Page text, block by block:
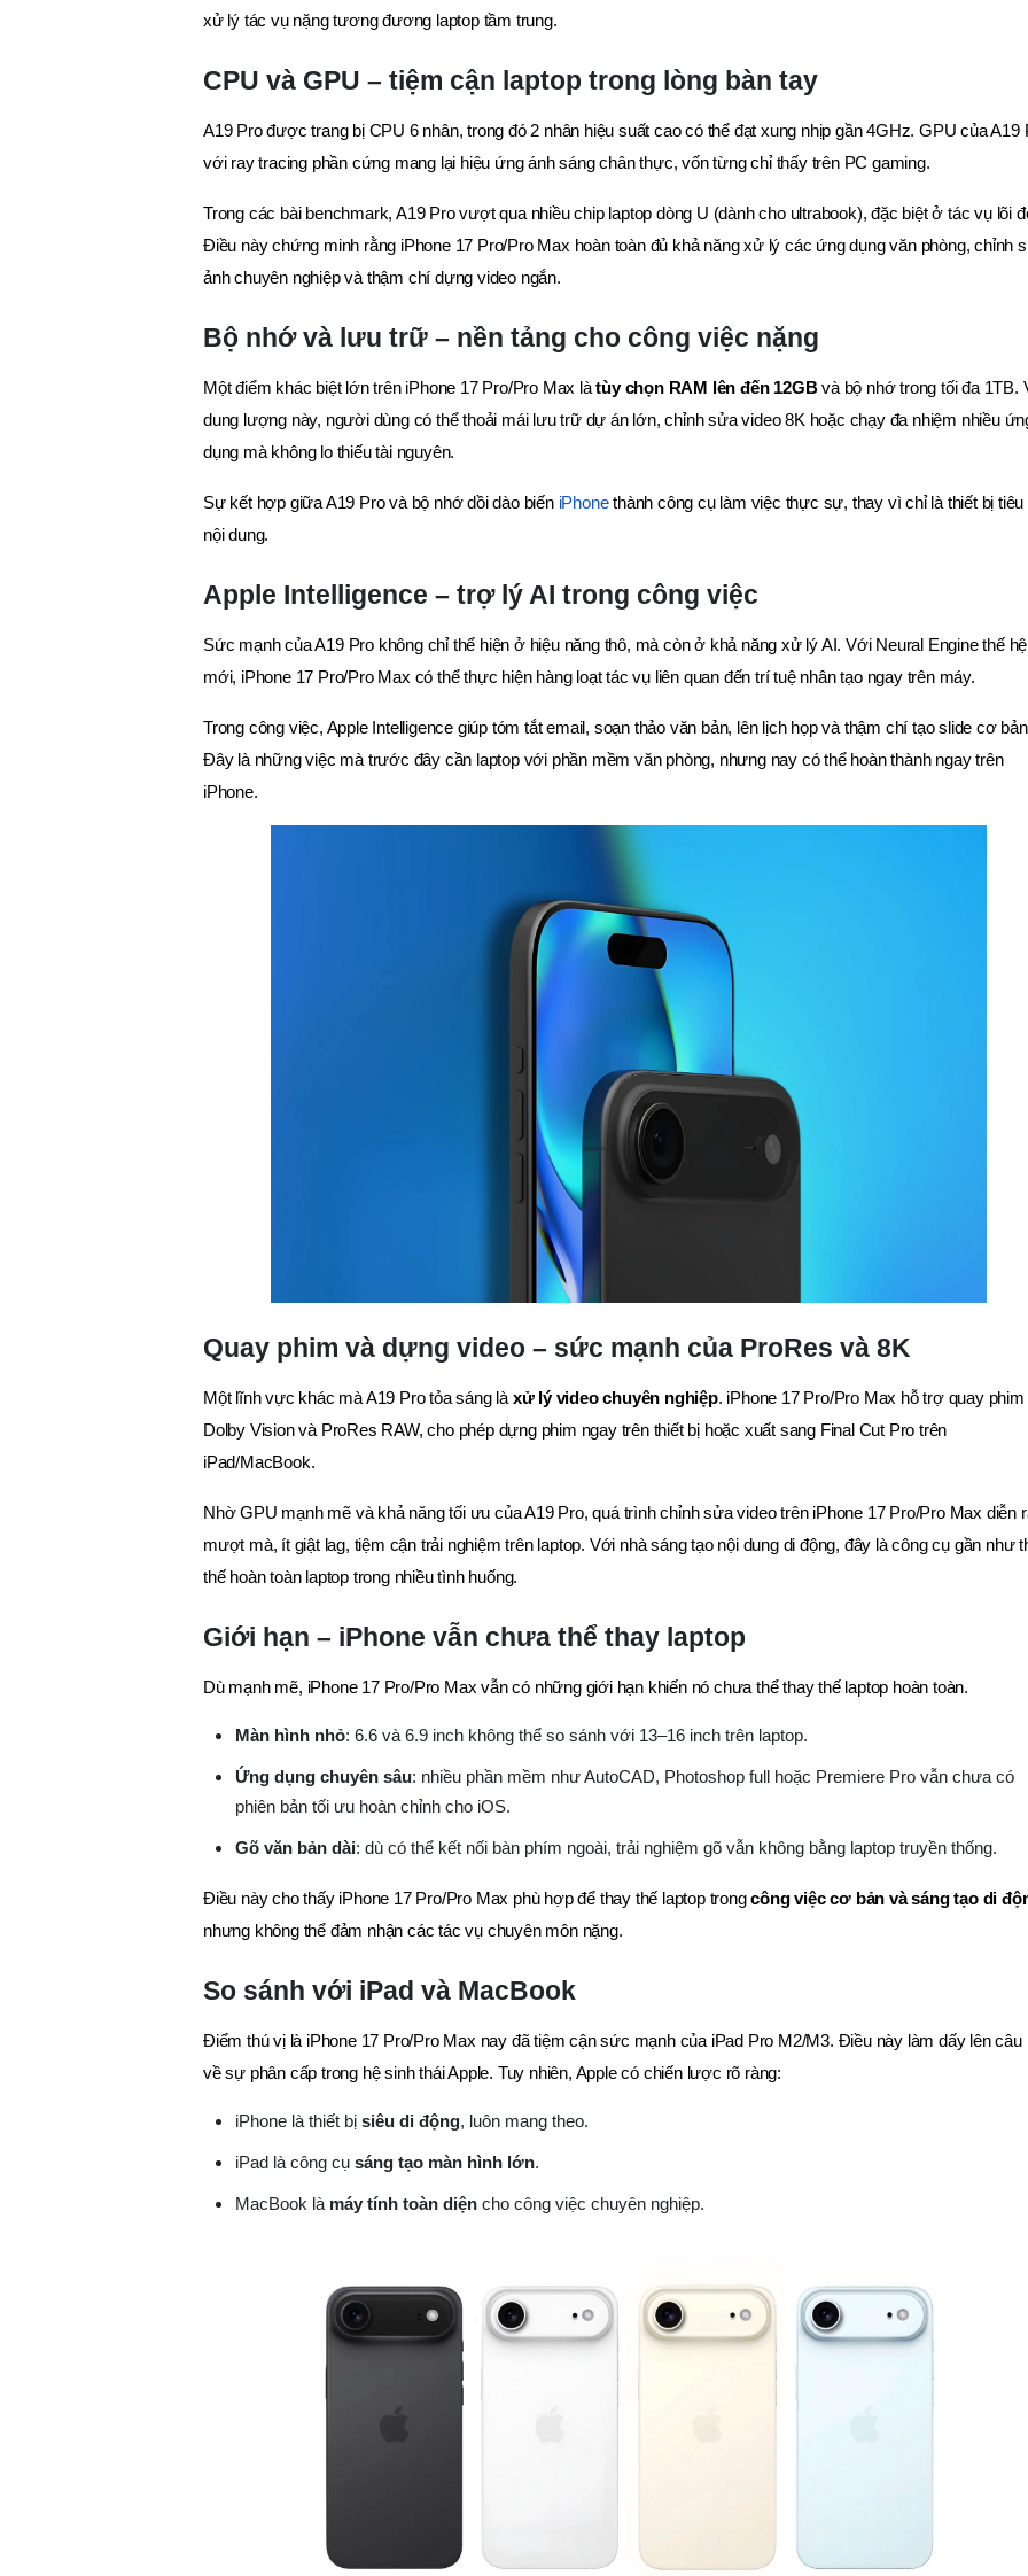
xử lý tác vụ nặng tương đương laptop tầm trung.
CPU và GPU – tiệm cận laptop trong lòng bàn tay
A19 Pro được trang bị CPU 6 nhân, trong đó 2 nhân hiệu suất cao có thể đạt xung nhịp gần 4GHz. GPU của A19
với ray tracing phần cứng mang lại hiệu ứng ánh sáng chân thực, vốn từng chỉ thấy trên PC gaming.
Trong các bài benchmark, A19 Pro vượt qua nhiều chip laptop dòng U (dành cho ultrabook), đặc biệt ở tác vụ lõi
Điều này chứng minh rằng iPhone 17 Pro/Pro Max hoàn toàn đủ khả năng xử lý các ứng dụng văn phòng, chỉnh
ảnh chuyên nghiệp và thậm chí dựng video ngắn.
Bộ nhớ và lưu trữ – nền tảng cho công việc nặng
Một điểm khác biệt lớn trên iPhone 17 Pro/Pro Max làtùy chọn RAM lên đến 12GBvà bộ nhớ trong tối đa 1TB.
dung lượng này, người dùng có thể thoải mái lưu trữ dự án lớn, chỉnh sửa video 8K hoặc chạy đa nhiệm nhiều
dụng mà không lo thiếu tài nguyên.
Sự kết hợp giữa A19 Pro và bộ nhớ dồi dào biến iPhonethành công cụ làm việc thực sự, thay vì chỉ là thiết bị tiêu
nội dung.
Apple Intelligence – trợ lý AI trong công việc
Sức mạnh của A19 Pro không chỉ thể hiện ở hiệu năng thô, mà còn ở khả năng xử lý AI. Với Neural Engine thế hệ
mới, iPhone 17 Pro/Pro Max có thể thực hiện hàng loạt tác vụ liên quan đến trí tuệ nhân tạo ngay trên máy.
Trong công việc, Apple Intelligence giúp tóm tắt email, soạn thảo văn bản, lên lịch họp và thậm chí tạo slide cơ
Đây là những việc mà trước đây cần laptop với phần mềm văn phòng, nhưng nay có thể hoàn thành ngay trên
iPhone.
Quay phim và dựng video – sức mạnh của ProRes và 8K
Một lĩnh vực khác mà A19 Pro tỏa sáng là xử lý video chuyên nghiệp. iPhone 17 Pro/Pro Max hỗ trợ quay phim
Dolby Vision và ProRes RAW, cho phép dựng phim ngay trên thiết bị hoặc xuất sang Final Cut Pro trên
iPad/MacBook.
Nhờ GPU mạnh mẽ và khả năng tối ưu của A19 Pro, quá trình chỉnh sửa video trên iPhone 17 Pro/Pro Max diễn
mượt mà, ít giật lag, tiệm cận trải nghiệm trên laptop. Với nhà sáng tạo nội dung di động, đây là công cụ gần như
thế hoàn toàn laptop trong nhiều tình huống.
Giới hạn – iPhone vẫn chưa thể thay laptop
Dù mạnh mẽ, iPhone 17 Pro/Pro Max vẫn có những giới hạn khiến nó chưa thể thay thế laptop hoàn toàn.
Màn hình nhỏ: 6.6 và 6.9 inch không thể so sánh với 13–16 inch trên laptop.
Ứng dụng chuyên sâu: nhiều phần mềm như AutoCAD, Photoshop full hoặc Premiere Pro vẫn chưa có
phiên bản tối ưu hoàn chỉnh cho iOS.
Gõ văn bản dài: dù có thể kết nối bàn phím ngoài, trải nghiệm gõ vẫn không bằng laptop truyền thống.
Điều này cho thấy iPhone 17 Pro/Pro Max phù hợp để thay thế laptop trongcông việc cơ bản và sáng tạo di
nhưng không thể đảm nhận các tác vụ chuyên môn nặng.
So sánh với iPad và MacBook
Điểm thú vị là iPhone 17 Pro/Pro Max nay đã tiệm cận sức mạnh của iPad Pro M2/M3. Điều này làm dấy lên câu
về sự phân cấp trong hệ sinh thái Apple. Tuy nhiên, Apple có chiến lược rõ ràng:
iPhone là thiết bị siêu di động, luôn mang theo.
iPad là công cụ sáng tạo màn hình lớn.
MacBook là máy tính toàn diện cho công việc chuyên nghiệp.